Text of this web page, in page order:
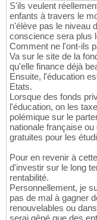
S'ils veulent
enfants à travers le
n'élève pas le niveau
conscience sera plus
Comment ne l'ont-ils
Va sur le site de la
qu'elle finance déjà
Ensuite, l'éducation
Etats.
Lorsque des fonds
l'éducation, on les
polémique sur le
nationale française
gratuites pour les
Pour en revenir à
d'investir sur le long
rentabilité.
Personnellement, je
pas de mal à gagner
renouvelables ou